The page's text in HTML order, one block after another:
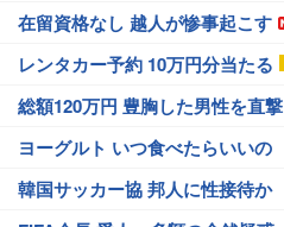
在留資格なし 越人が惨事起こす
レンタカー予約 10万円分当たる
総額120万円 豊胸した男性を直撃
ヨーグルト いつ食べたらいいの
韓国サッカー協 邦人に性接待か